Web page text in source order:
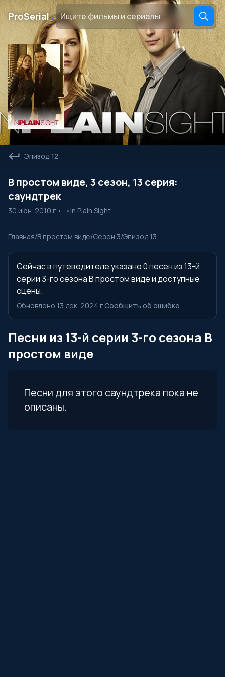
ProSerial․
Эпизод 12
В простом виде, 3 сезон, 13 серия:
саундтрек
30 июн. 2010 г. • -- • In Plain Sight
Главная/В простом виде/Сезон 3/Эпизод 13
Сейчас в путеводителе указано 0 песен из 13-й
серии 3-го сезона В простом виде и доступные
сцены.
Обновлено 13 дек. 2024 г.Сообщить об ошибке
Песни из 13-й серии 3-го сезона В
простом виде
Песни для этого саундтрека пока не
описаны.